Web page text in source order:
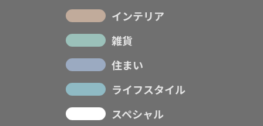
インテリア
雑貨
住まい
ライフスタイル
スペシャル